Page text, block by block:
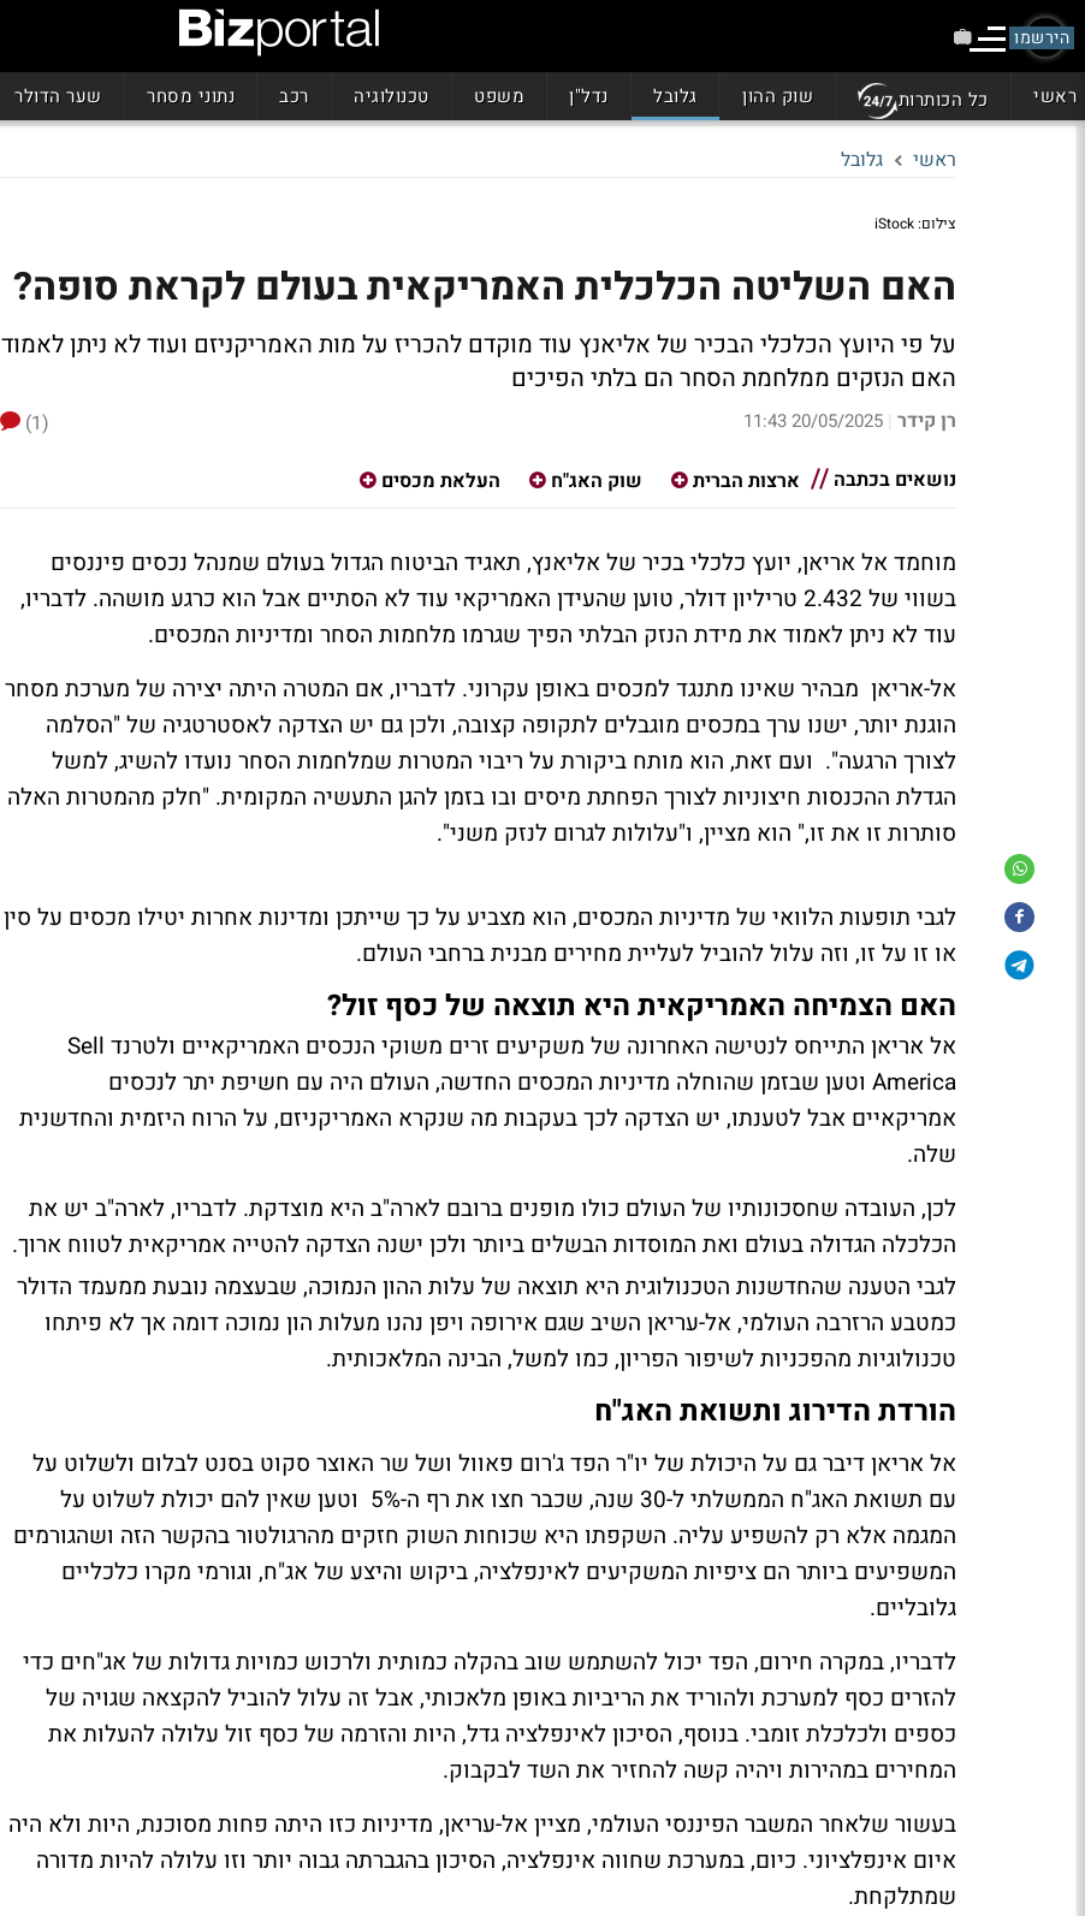
הירשמו
ראשי כל הכותרות שוק ההון גלובל נדל"ן משפט טכנולוגיה רכב נתוני מסחר שער הדולר
ראשי גלובל
צילום: iStock
האם השליטה הכלכלית האמריקאית בעולם לקראת סופה?
על פי היועץ הכלכלי הבכיר של אליאנץ עוד מוקדם להכריז על מות האמריקניזם ועוד לא ניתן לאמוד
האם הנזקים ממלחמת הסחר הם בלתי הפיכים
רן קידר |
20/05/2025 11:43
(1)
נושאים בכתבה
ארצות הברית שוק האג"ח העלאת מכסים
מוחמד אל אריאן, יועץ כלכלי בכיר של אליאנץ, תאגיד הביטוח הגדול בעולם שמנהל נכסים פיננסים
בשווי של 2.432 טריליון דולר, טוען שהעידן האמריקאי עוד לא הסתיים אבל הוא כרגע מושהה. לדבריו,
עוד לא ניתן לאמוד את מידת הנזק הבלתי הפיך שגרמו מלחמות הסחר ומדיניות המכסים.
אל-אריאן מבהיר שאינו מתנגד למכסים באופן עקרוני. לדבריו, אם המטרה היתה יצירה של מערכת מסחר
הוגנת יותר, ישנו ערך במכסים מוגבלים לתקופה קצובה, ולכן גם יש הצדקה לאסטרטגיה של "הסלמה
לצורך הרגעה". ועם זאת, הוא מותח ביקורת על ריבוי המטרות שמלחמות הסחר נועדו להשיג, למשל
הגדלת ההכנסות חיצוניות לצורך הפחתת מיסים ובו בזמן להגן התעשיה המקומית. "חלק מהמטרות האלה
סותרות זו את זו," הוא מציין, ו"עלולות לגרום לנזק משני".
לגבי תופעות הלוואי של מדיניות המכסים, הוא מצביע על כך שייתכן ומדינות אחרות יטילו מכסים על סין
או זו על זו, וזה עלול להוביל לעליית מחירים מבנית ברחבי העולם.
האם הצמיחה האמריקאית היא תוצאה של כסף זול?
אל אריאן התייחס לנטישה האחרונה של משקיעים זרים משוקי הנכסים האמריקאיים ולטרנד Sell
America וטען שבזמן שהוחלה מדיניות המכסים החדשה, העולם היה עם חשיפת יתר לנכסים
אמריקאיים אבל לטענתו, יש הצדקה לכך בעקבות מה שנקרא האמריקניזם, על הרוח היזמית והחדשנית
שלה.
לכן, העובדה שחסכונותיו של העולם כולו מופנים ברובם לארה"ב היא מוצדקת. לדבריו, לארה"ב יש את
הכלכלה הגדולה בעולם ואת המוסדות הבשלים ביותר ולכן ישנה הצדקה להטייה אמריקאית לטווח ארוך.
לגבי הטענה שהחדשנות הטכנולוגית היא תוצאה של עלות ההון הנמוכה, שבעצמה נובעת ממעמד הדולר
כמטבע הרזרבה העולמי, אל-עריאן השיב שגם אירופה ויפן נהנו מעלות הון נמוכה דומה אך לא פיתחו
טכנולוגיות מהפכניות לשיפור הפריון, כמו למשל, הבינה המלאכותית.
הורדת הדירוג ותשואת האג"ח
אל אריאן דיבר גם על היכולת של יו"ר הפד ג'רום פאוול ושל שר האוצר סקוט בסנט לבלום ולשלוט על
עם תשואת האג"ח הממשלתי ל-30 שנה, שכבר חצו את רף ה-5% וטען שאין להם יכולת לשלוט על
המגמה אלא רק להשפיע עליה. השקפתו היא שכוחות השוק חזקים מהרגולטור בהקשר הזה ושהגורמים
המשפיעים ביותר הם ציפיות המשקיעים לאינפלציה, ביקוש והיצע של אג"ח, וגורמי מקרו כלכליים
גלובליים.
לדבריו, במקרה חירום, הפד יכול להשתמש שוב בהקלה כמותית ולרכוש כמויות גדולות של אג"חים כדי
להזרים כסף למערכת ולהוריד את הריביות באופן מלאכותי, אבל זה עלול להוביל להקצאה שגויה של
כספים ולכלכלת זומבי. בנוסף, הסיכון לאינפלציה גדל, היות והזרמה של כסף זול עלולה להעלות את
המחירים במהירות ויהיה קשה להחזיר את השד לבקבוק.
בעשור שלאחר המשבר הפיננסי העולמי, מציין אל-עריאן, מדיניות כזו היתה פחות מסוכנת, היות ולא היה
איום אינפלציוני. כיום, במערכת שחווה אינפלציה, הסיכון בהגברתה גבוה יותר וזו עלולה להיות מדורה
שמתלקחת.